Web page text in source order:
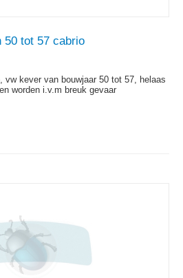
50 tot 57 cabrio
vw kever van bouwjaar 50 tot 57, helaas
worden i.v.m breuk gevaar